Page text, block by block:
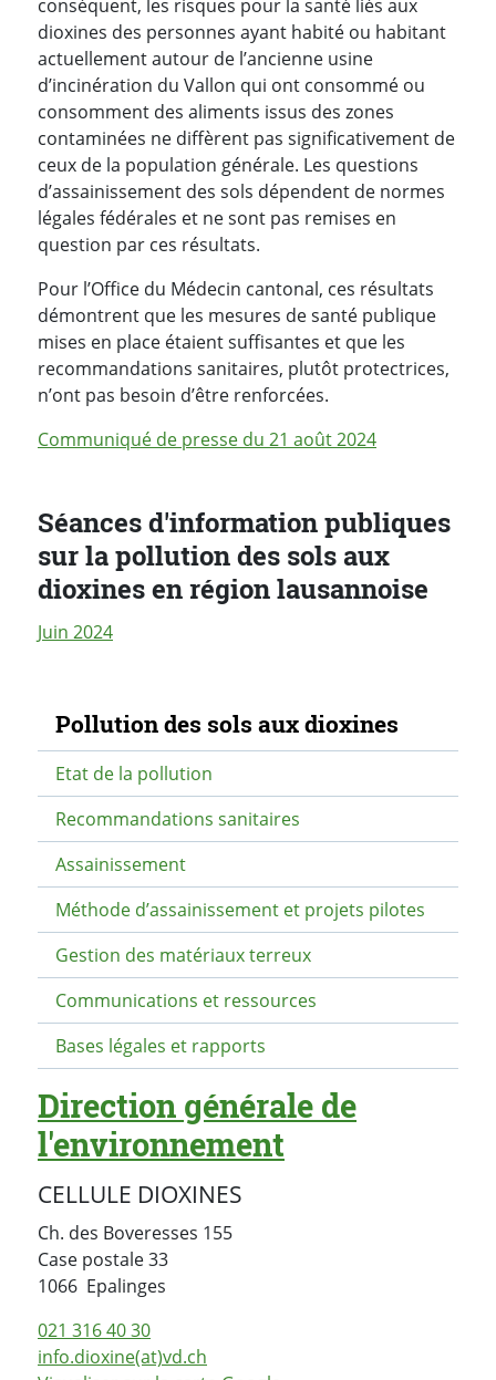
conséquent, les risques pour la santé liés aux
dioxines des personnes ayant habité ou habitant
actuellement autour de l’ancienne usine
d’incinération du Vallon qui ont consommé ou
consomment des aliments issus des zones
contaminées ne diffèrent pas significativement de
ceux de la population générale. Les questions
d’assainissement des sols dépendent de normes
légales fédérales et ne sont pas remises en
question par ces résultats.
Pour l’Office du Médecin cantonal, ces résultats
démontrent que les mesures de santé publique
mises en place étaient suffisantes et que les
recommandations sanitaires, plutôt protectrices,
n’ont pas besoin d’être renforcées.
Communiqué de presse du 21 août 2024
Séances d'information publiques
sur la pollution des sols aux
dioxines en région lausannoise
Juin 2024
Navigation secondaire
Pollution des sols aux dioxines
Etat de la pollution
Recommandations sanitaires
Assainissement
Méthode d’assainissement et projets pilotes
Gestion des matériaux terreux
Communications et ressources
Bases légales et rapports
Direction générale de
l'environnement
CELLULE DIOXINES
Ch. des Boveresses 155
Case postale33
1066 Epalinges
021 316 40 30
info.dioxine(at)vd.ch